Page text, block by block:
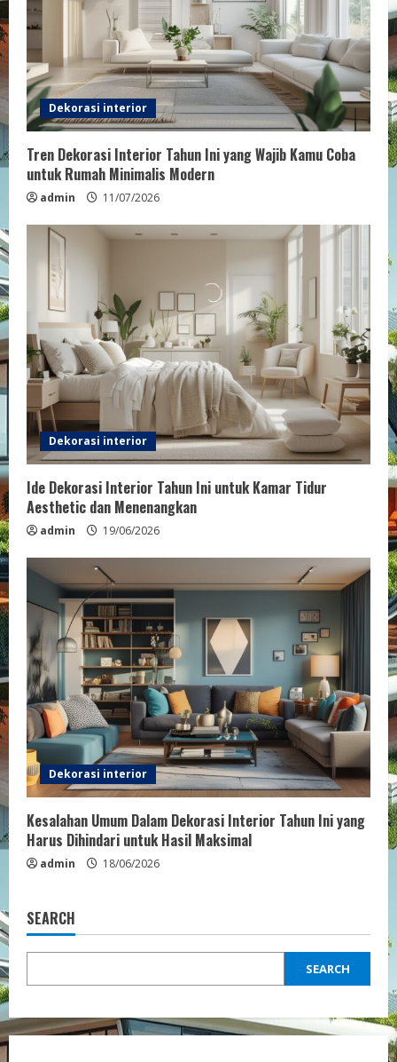
e
a
d
i
n
g
Dekorasi interior
Tren Dekorasi Interior Tahun Ini yang Wajib Kamu Coba
untuk Rumah Minimalis Modern
admin 11/07/2026
Dekorasi interior
Ide Dekorasi Interior Tahun Ini untuk Kamar Tidur
Aesthetic dan Menenangkan
admin 19/06/2026
Dekorasi interior
Kesalahan Umum Dalam Dekorasi Interior Tahun Ini yang
Harus Dihindari untuk Hasil Maksimal
admin 18/06/2026
SEARCH
SEARCH